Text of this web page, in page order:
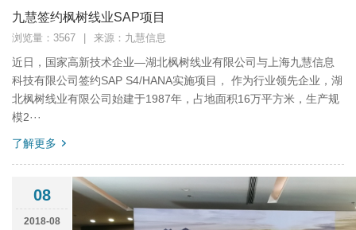
九慧签约枫树线业SAP项目
浏览量：3567 来源：九慧信息
近日，国家高新技术企业—湖北枫树线业有限公司与上海九慧信息
科技有限公司签约SAP S4/HANA实施项目， 作为行业领先企业，湖
北枫树线业有限公司始建于1987年，占地面积16万平方米，生产规
模2···
了解更多
08
2018-08